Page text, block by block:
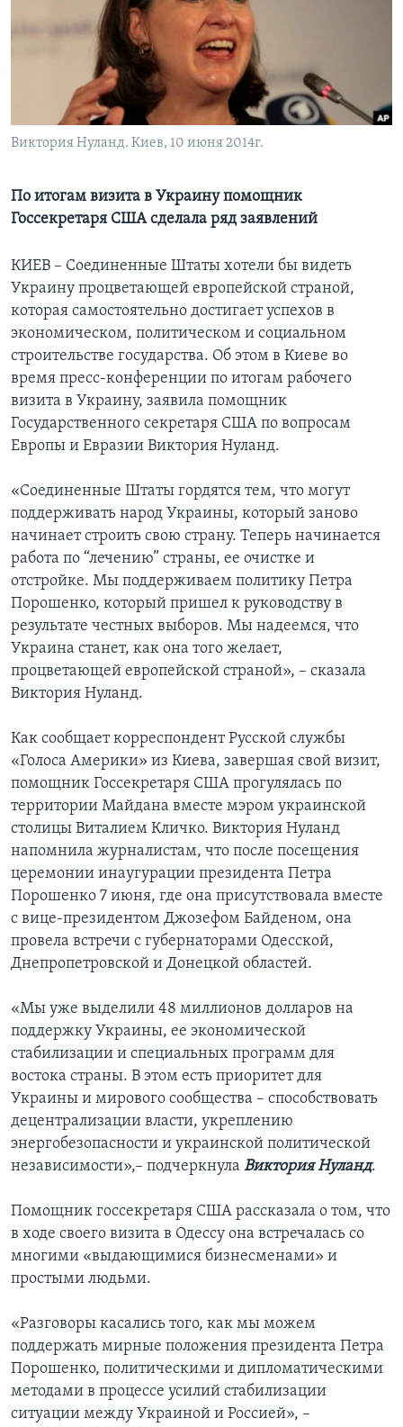
Learning English
СОЦИАЛЬНЫЕ СЕТИ
Виктория Нуланд. Киев, 10 июня 2014г.
По итогам визита в Украину помощник
Госсекретаря США сделала ряд заявлений
КИЕВ – Соединенные Штаты хотели бы видеть
Украину процветающей европейской страной,
которая самостоятельно достигает успехов в
экономическом, политическом и социальном
строительстве государства. Об этом в Киеве во
время пресс-конференции по итогам рабочего
визита в Украину, заявила помощник
Государственного секретаря США по вопросам
Европы и Евразии Виктория Нуланд.
«Соединенные Штаты гордятся тем, что могут
поддерживать народ Украины, который заново
начинает строить свою страну. Теперь начинается
работа по “лечению” страны, ее очистке и
отстройке. Мы поддерживаем политику Петра
Порошенко, который пришел к руководству в
результате честных выборов. Мы надеемся, что
Украина станет, как она того желает,
процветающей европейской страной», – сказала
Виктория Нуланд.
Как сообщает корреспондент Русской службы
«Голоса Америки» из Киева, завершая свой визит,
помощник Госсекретаря США прогулялась по
территории Майдана вместе мэром украинской
столицы Виталием Кличко. Виктория Нуланд
напомнила журналистам, что после посещения
церемонии инаугурации президента Петра
Порошенко 7 июня, где она присутствовала вместе
с вице-президентом Джозефом Байденом, она
провела встречи с губернаторами Одесской,
Днепропетровской и Донецкой областей.
«Мы уже выделили 48 миллионов долларов на
поддержку Украины, ее экономической
стабилизации и специальных программ для
востока страны. В этом есть приоритет для
Украины и мирового сообщества – способствовать
децентрализации власти, укреплению
энергобезопасности и украинской политической
независимости»,– подчеркнула Виктория Нуланд.
Помощник госсекретаря США рассказала о том, что
в ходе своего визита в Одессу она встречалась со
многими «выдающимися бизнесменами» и
простыми людьми.
«Разговоры касались того, как мы можем
поддержать мирные положения президента Петра
Порошенко, политическими и дипломатическими
методами в процессе усилий стабилизации
ситуации между Украиной и Россией», –